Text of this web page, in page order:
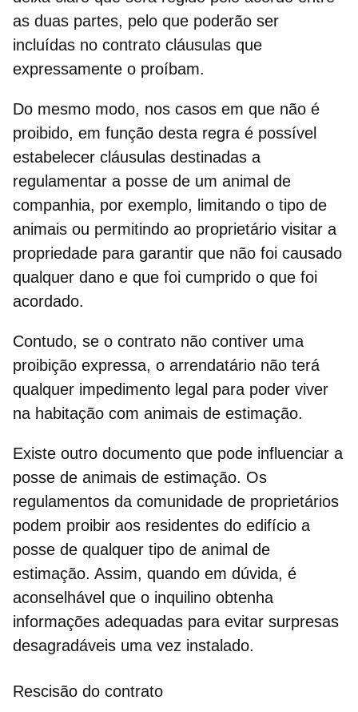
as duas partes, pelo que poderão ser
incluídas no contrato cláusulas que
expressamente o proíbam.
Do mesmo modo, nos casos em que não é
proibido, em função desta regra é possível
estabelecer cláusulas destinadas a
regulamentar a posse de um animal de
companhia, por exemplo, limitando o tipo de
animais ou permitindo ao proprietário visitar a
propriedade para garantir que não foi causado
qualquer dano e que foi cumprido o que foi
acordado.
Contudo, se o contrato não contiver uma
proibição expressa, o arrendatário não terá
qualquer impedimento legal para poder viver
na habitação com animais de estimação.
Existe outro documento que pode influenciar a
posse de animais de estimação. Os
regulamentos da comunidade de proprietários
podem proibir aos residentes do edifício a
posse de qualquer tipo de animal de
estimação. Assim, quando em dúvida, é
aconselhável que o inquilino obtenha
informações adequadas para evitar surpresas
desagradáveis uma vez instalado.
Rescisão do contrato